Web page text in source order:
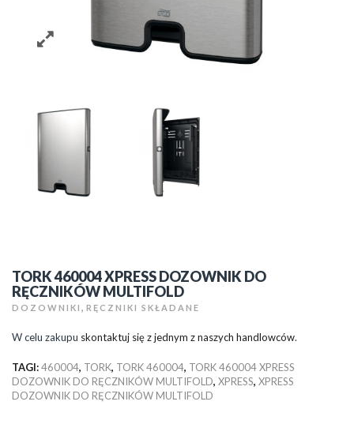
TORK 460004 XPRESS DOZOWNIK DO
RĘCZNIKÓW MULTIFOLD
DOZOWNIKI , RĘCZNIKI SKŁADANE
W celu zakupu skontaktuj się z jednym z naszych handlowców.
TAGI:460004, TORK, TORK 460004, TORK 460004 XPRESS
DOZOWNIK DO RĘCZNIKÓW MULTIFOLD, XPRESS, XPRESS
DOZOWNIK DO RĘCZNIKÓW MULTIFOLD